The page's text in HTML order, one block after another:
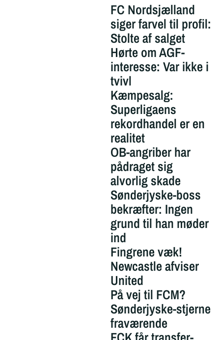
FC Nordsjælland
siger farvel til profil:
Stolte af salget
Hørte om AGF-
interesse: Var ikke i
tvivl
Kæmpesalg:
Superligaens
rekordhandel er en
realitet
OB-angriber har
pådraget sig
alvorlig skade
Sønderjyske-boss
bekræfter: Ingen
grund til han møder
ind
Fingrene væk!
Newcastle afviser
United
På vej til FCM?
Sønderjyske-stjerne
fraværende